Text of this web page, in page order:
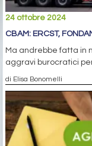
24 ottobre 2024
CBAM: ERCST,
Ma andrebbe fatta in
aggravi burocratici
di Elisa Bonomelli